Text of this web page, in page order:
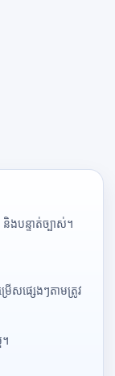
ងបន្ទាត់ច្បាស់។
សផ្សេងៗតាមត្រូវ